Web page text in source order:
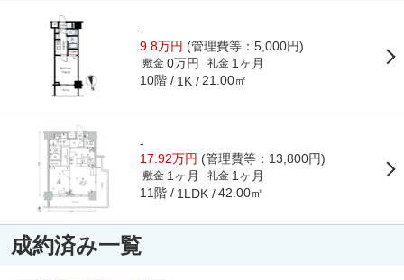
-
9.8万円 (管理費等：5,000円)
敷金 0万円 礼金 1ヶ月
10階 1K 21.00㎡
-
17.92万円 (管理費等：13,800円)
敷金 1ヶ月 礼金 1ヶ月
11階 1LDK 42.00㎡
成約済み一覧